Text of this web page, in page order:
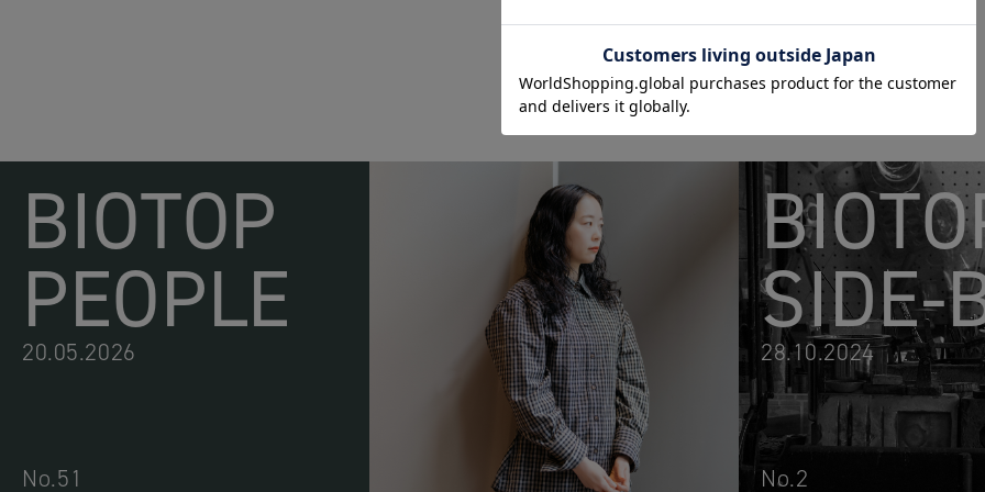
BIOTOP
PEOPLE
20.05.2026
No.51
SIDE-
28.10.2024
No.2